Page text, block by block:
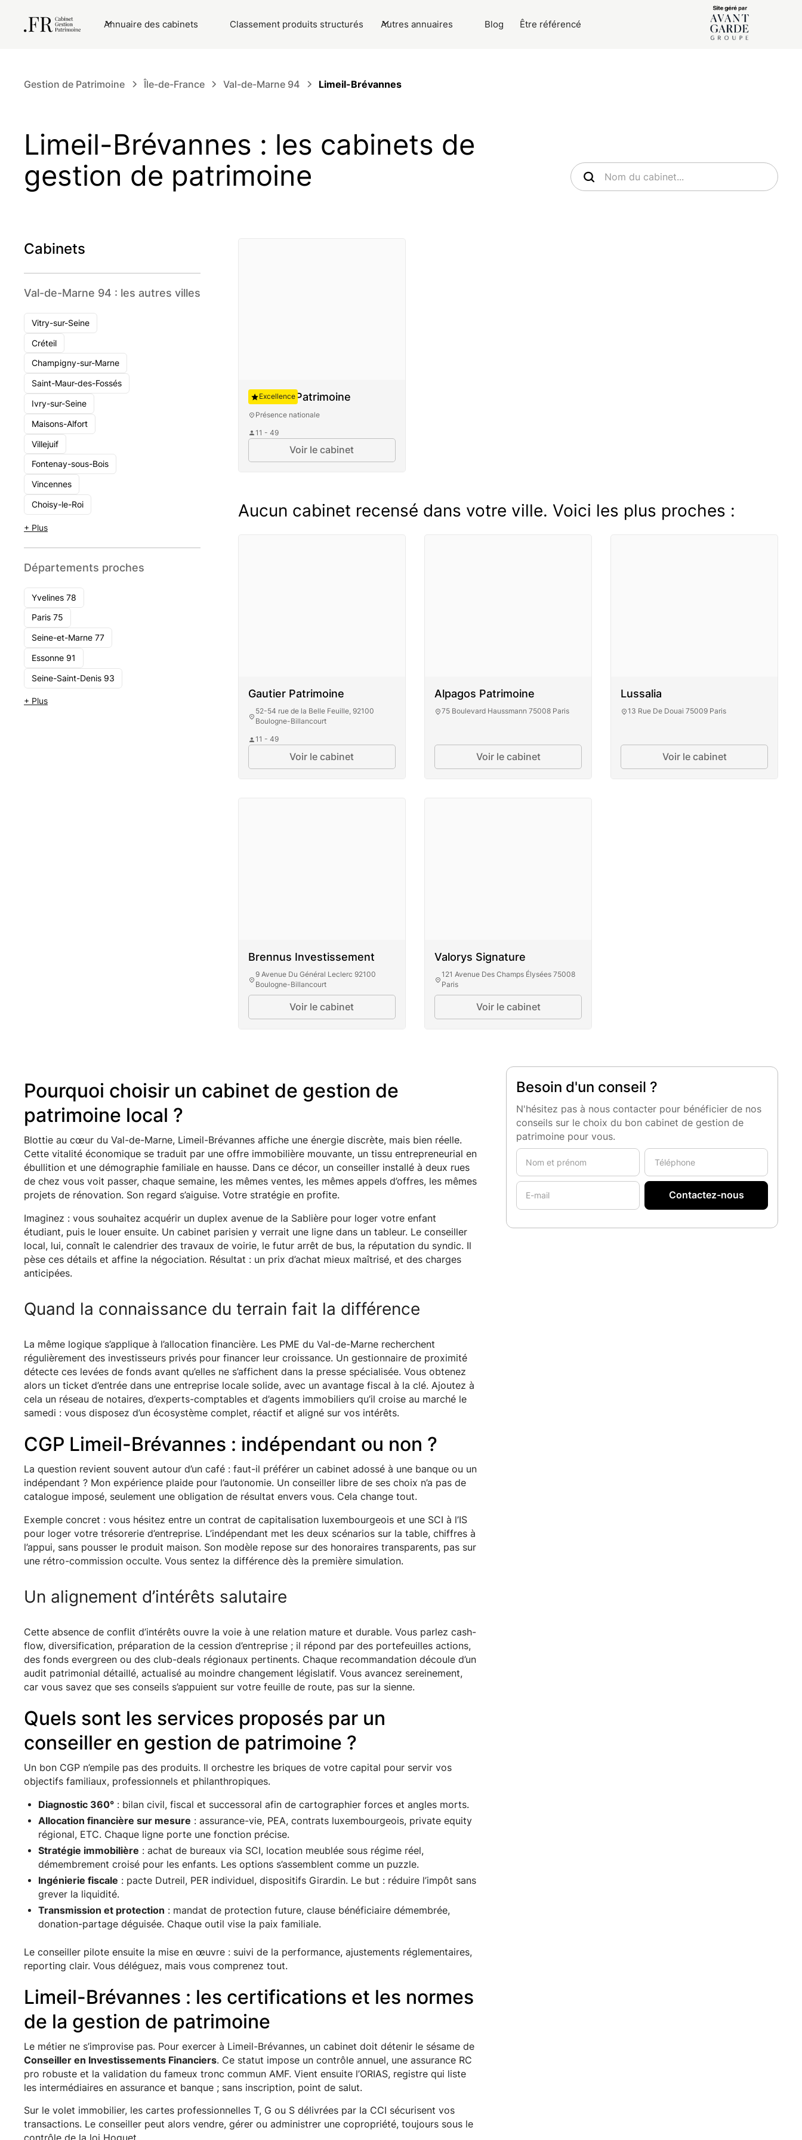
Annuaire des cabinets Classement produits structurés Autres annuaires Blog Être référencé
Gestion de Patrimoine Île-de-France Val-de-Marne 94 Limeil-Brévannes
Limeil-Brévannes : les cabinets de
gestion de patrimoine
Cabinets
Val-de-Marne 94 : les autres villes
Vitry-sur-Seine
Créteil
Champigny-sur-Marne
Saint-Maur-des-Fossés
Ivry-sur-Seine
Maisons-Alfort
Villejuif
Fontenay-sous-Bois
Vincennes
Choisy-le-Roi
+ Plus
Départements proches
Yvelines 78
Paris 75
Seine-et-Marne 77
Essonne 91
Seine-Saint-Denis 93
+ Plus
Auguste Patrimoine
Présence nationale
11 - 49
Excellence
Voir le cabinet
Aucun cabinet recensé dans votre ville. Voici les plus proches :
Gautier Patrimoine
52-54 rue de la Belle Feuille, 92100
Boulogne-Billancourt
11 - 49
Voir le cabinet
Alpagos Patrimoine
Alpagos Patrimoine
75 Boulevard Haussmann 75008 Paris
Voir le cabinet
Lussalia
13 Rue De Douai 75009 Paris
Voir le cabinet
Brennus Investissement
9 Avenue Du Général Leclerc 92100
Boulogne-Billancourt
Voir le cabinet
Valorys Signature
121 Avenue Des Champs Élysées 75008
Paris
Voir le cabinet
Pourquoi choisir un cabinet de gestion de
patrimoine local ?
Blottie au cœur du Val-de-Marne, Limeil-Brévannes affiche une énergie discrète, mais bien réelle.
Cette vitalité économique se traduit par une offre immobilière mouvante, un tissu entrepreneurial en
ébullition et une démographie familiale en hausse. Dans ce décor, un conseiller installé à deux rues
de chez vous voit passer, chaque semaine, les mêmes ventes, les mêmes appels d’offres, les mêmes
projets de rénovation. Son regard s’aiguise. Votre stratégie en profite.
Imaginez : vous souhaitez acquérir un duplex avenue de la Sablière pour loger votre enfant
étudiant, puis le louer ensuite. Un cabinet parisien y verrait une ligne dans un tableur. Le conseiller
local, lui, connaît le calendrier des travaux de voirie, le futur arrêt de bus, la réputation du syndic. Il
pèse ces détails et affine la négociation. Résultat : un prix d’achat mieux maîtrisé, et des charges
anticipées.
Quand la connaissance du terrain fait la différence
La même logique s’applique à l’allocation financière. Les PME du Val-de-Marne recherchent
régulièrement des investisseurs privés pour financer leur croissance. Un gestionnaire de proximité
détecte ces levées de fonds avant qu’elles ne s’affichent dans la presse spécialisée. Vous obtenez
alors un ticket d’entrée dans une entreprise locale solide, avec un avantage fiscal à la clé. Ajoutez à
cela un réseau de notaires, d’experts-comptables et d’agents immobiliers qu’il croise au marché le
samedi : vous disposez d’un écosystème complet, réactif et aligné sur vos intérêts.
CGP Limeil-Brévannes : indépendant ou non ?
La question revient souvent autour d’un café : faut-il préférer un cabinet adossé à une banque ou un
indépendant ? Mon expérience plaide pour l’autonomie. Un conseiller libre de ses choix n’a pas de
catalogue imposé, seulement une obligation de résultat envers vous. Cela change tout.
Exemple concret : vous hésitez entre un contrat de capitalisation luxembourgeois et une SCI à l’IS
pour loger votre trésorerie d’entreprise. L’indépendant met les deux scénarios sur la table, chiffres à
l’appui, sans pousser le produit maison. Son modèle repose sur des honoraires transparents, pas sur
une rétro-commission occulte. Vous sentez la différence dès la première simulation.
Un alignement d’intérêts salutaire
Cette absence de conflit d’intérêts ouvre la voie à une relation mature et durable. Vous parlez cash-
flow, diversification, préparation de la cession d’entreprise ; il répond par des portefeuilles actions,
des fonds evergreen ou des club-deals régionaux pertinents. Chaque recommandation découle d’un
audit patrimonial détaillé, actualisé au moindre changement législatif. Vous avancez sereinement,
car vous savez que ses conseils s’appuient sur votre feuille de route, pas sur la sienne.
Quels sont les services proposés par un
conseiller en gestion de patrimoine ?
Un bon CGP n’empile pas des produits. Il orchestre les briques de votre capital pour servir vos
objectifs familiaux, professionnels et philanthropiques.
Diagnostic 360°: bilan civil, fiscal et successoral afin de cartographier forces et angles morts.
Allocation financière sur mesure : assurance-vie, PEA, contrats luxembourgeois, private equity
régional, ETC. Chaque ligne porte une fonction précise.
Stratégie immobilière : achat de bureaux via SCI, location meublée sous régime réel,
démembrement croisé pour les enfants. Les options s’assemblent comme un puzzle.
Ingénierie fiscale : pacte Dutreil, PER individuel, dispositifs Girardin. Le but : réduire l’impôt sans
grever la liquidité.
Transmission et protection : mandat de protection future, clause bénéficiaire démembrée,
donation-partage déguisée. Chaque outil vise la paix familiale.
Le conseiller pilote ensuite la mise en œuvre : suivi de la performance, ajustements réglementaires,
reporting clair. Vous déléguez, mais vous comprenez tout.
Limeil-Brévannes : les certifications et les normes
de la gestion de patrimoine
Le métier ne s’improvise pas. Pour exercer à Limeil-Brévannes, un cabinet doit détenir le sésame de
Conseiller en Investissements Financiers. Ce statut impose un contrôle annuel, une assurance RC
pro robuste et la validation du fameux tronc commun AMF. Vient ensuite l’ORIAS, registre qui liste
les intermédiaires en assurance et banque ; sans inscription, point de salut.
Sur le volet immobilier, les cartes professionnelles T, G ou S délivrées par la CCI sécurisent vos
transactions. Le conseiller peut alors vendre, gérer ou administrer une copropriété, toujours sous le
Besoin d'un conseil ?
N'hésitez pas à nous contacter pour bénéficier de nos
conseils sur le choix du bon cabinet de gestion de
patrimoine pour vous.